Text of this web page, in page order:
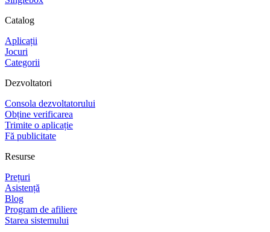
Catalog
Aplicații
Jocuri
Categorii
Dezvoltatori
Consola dezvoltatorului
Obține verificarea
Trimite o aplicație
Fă publicitate
Resurse
Prețuri
Asistență
Blog
Program de afiliere
Starea sistemului